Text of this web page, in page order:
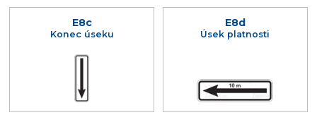
E8c
Konec úseku
E8d
Úsek platnosti